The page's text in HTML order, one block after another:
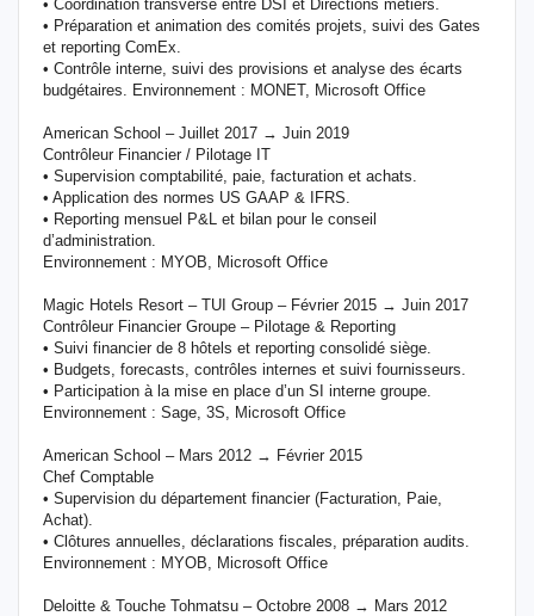
• Coordination transverse entre DSI et Directions métiers.
• Préparation et animation des comités projets, suivi des Gates
et reporting ComEx.
• Contrôle interne, suivi des provisions et analyse des écarts
budgétaires. Environnement : MONET, Microsoft Office
American School – Juillet 2017 → Juin 2019
Contrôleur Financier / Pilotage IT
• Supervision comptabilité, paie, facturation et achats.
• Application des normes US GAAP & IFRS.
• Reporting mensuel P&L et bilan pour le conseil
d’administration.
Environnement : MYOB, Microsoft Office
Magic Hotels Resort – TUI Group – Février 2015 → Juin 2017
Contrôleur Financier Groupe – Pilotage & Reporting
• Suivi financier de 8 hôtels et reporting consolidé siège.
• Budgets, forecasts, contrôles internes et suivi fournisseurs.
• Participation à la mise en place d’un SI interne groupe.
Environnement : Sage, 3S, Microsoft Office
American School – Mars 2012 → Février 2015
Chef Comptable
• Supervision du département financier (Facturation, Paie,
Achat).
• Clôtures annuelles, déclarations fiscales, préparation audits.
Environnement : MYOB, Microsoft Office
Deloitte & Touche Tohmatsu – Octobre 2008 → Mars 2012